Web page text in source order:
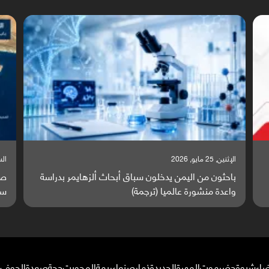
السبت, 23 مايو, 2026
صراع دولي يتصاعد قرب اليمن والبحر الأحمر يتحول إلى
ساحة مواجهة عالمية (ترجمة)